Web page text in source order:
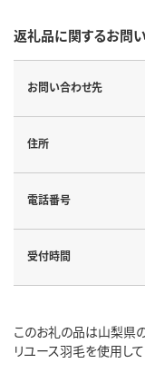
返礼品に関するお問
お問い合わせ先
住所
電話番号
受付時間
このお礼の品は山梨県
リユース羽毛を使用し